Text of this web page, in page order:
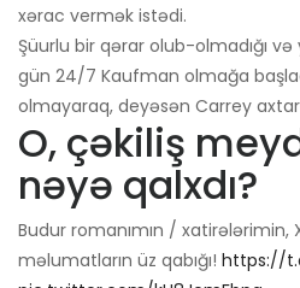
xərac vermək istədi.
Şüurlu bir qərar olub-olmadığı
gün 24/7 Kaufman olmağa
olmayaraq, deyəsən Carrey
O, çəkiliş
nəyə qalxdı?
Budur romanımın / xatirələrimin,
məlumatların üz qabığı! https://